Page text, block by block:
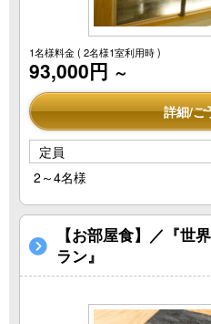
1名様料金( 2名様1室利用時 )
93,000円 ～
詳細/ご
定員
2～4名様
【お部屋食】／『世
ラン』